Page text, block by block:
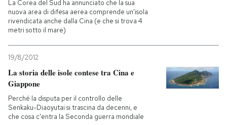
Internet
Scienza
Cultura
Economia
Ok Boomer!
Media
Altrecose
PODCAST
La Corea del Sud ha annunciato che la sua
nuova area di difesa aerea comprende un'isola
rivendicata anche dalla Cina (e che si trova 4
metri sotto il mare)
19/8/2012
La storia delle isole contese tra Cina e
Giappone
Perché la disputa per il controllo delle
Senkaku-Diaoyutai si trascina da decenni, e
che cosa c'entra la Seconda guerra mondiale